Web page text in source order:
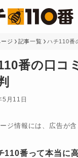
ージ 記事一覧 ハチ110番
番の口コ
5月11日
ジ情報には、広告が含
110番って本当に